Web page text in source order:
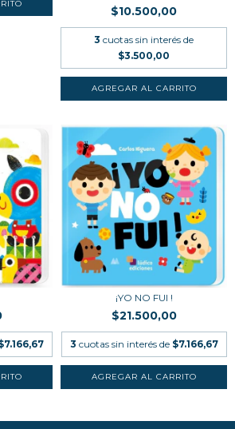
$10.500,00
3 cuotas sin interés de
$3.500,00
¡YO NO FUI !
$21.500,00
3 cuotas sin interés de $7.166,67